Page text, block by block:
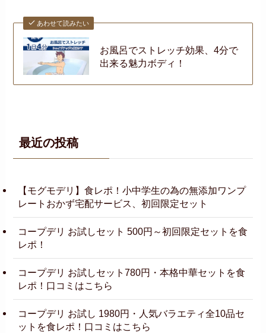
あわせて読みたい
お風呂でストレッチ効果、4分で
出来る魅力ボディ！
最近の投稿
【モグモデリ】食レポ！小中学生の為の無添加ワンプ
レートおかず宅配サービス、初回限定セット
コープデリ お試しセット 500円～初回限定セットを食
レポ！
コープデリ お試しセット780円・本格中華セットを食
レポ！口コミはこちら
コープデリ お試し 1980円・人気バラエティ全10品セ
ットを食レポ！口コミはこちら